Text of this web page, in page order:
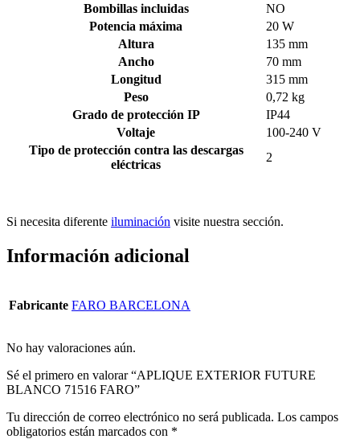
Bombillas incluidas
NO
Potencia máxima
20 W
Altura
135 mm
Ancho
70 mm
Longitud
315 mm
Peso
0,72 kg
Grado de protección IP
IP44
Voltaje
100-240 V
Tipo de protección contra las descargas
eléctricas
2
Si necesita diferente iluminación visite nuestra sección.
Información adicional
Fabricante FARO BARCELONA
No hay valoraciones aún.
Sé el primero en valorar “APLIQUE EXTERIOR FUTURE
BLANCO 71516 FARO”
Tu dirección de correo electrónico no será publicada. Los campos
obligatorios están marcados con *